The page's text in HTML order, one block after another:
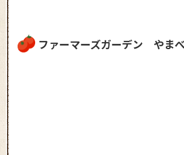
ファーマーズガーデン やま